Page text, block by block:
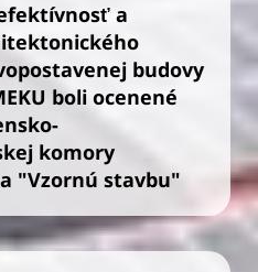
a
budovy
boli ocenené
komory
"Vzornú stavbu"